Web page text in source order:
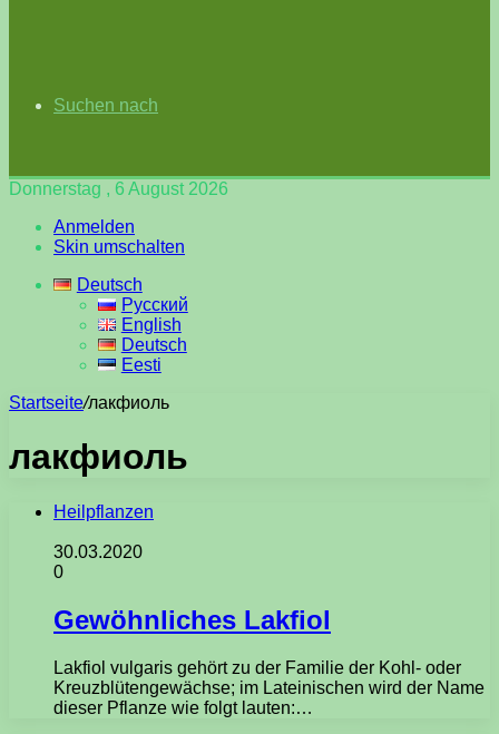
Suchen nach
Donnerstag , 6 August 2026
Anmelden
Skin umschalten
Deutsch
Русский
English
Deutsch
Eesti
Startseite/лакфиоль
лакфиоль
Heilpflanzen
30.03.2020
0
Gewöhnliches Lakfiol
Lakfiol vulgaris gehört zu der Familie der Kohl- oder
Kreuzblütengewächse; im Lateinischen wird der Name
dieser Pflanze wie folgt lauten:…